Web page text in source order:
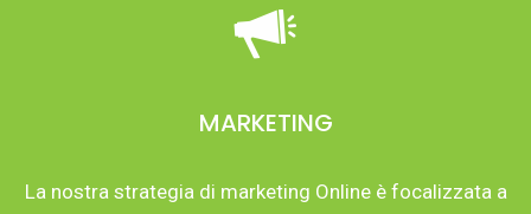
MARKETING
La nostra strategia di marketing Online è focalizzata a